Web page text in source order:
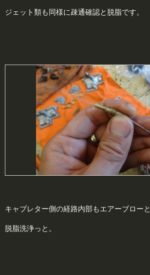
ジェット類も同様に疎通確認と脱脂です。
キャブレター側の経路内部もエアーブローと
脱脂洗浄っと。